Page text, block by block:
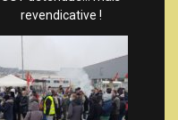
revendicative !